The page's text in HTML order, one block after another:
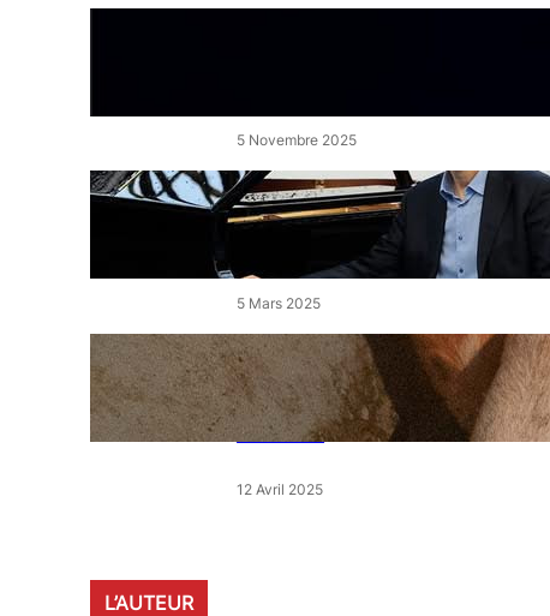
5 Novembre 2025
« Le Disciple » de Mikhaïl
Rudy à Perpignan le vendredi
5 Mars 2025
« Qui est le moins clair » : ce
samedi, 30 actions partout en
France devant les magasins
E.Leclerc
12 Avril 2025
L’AUTEUR